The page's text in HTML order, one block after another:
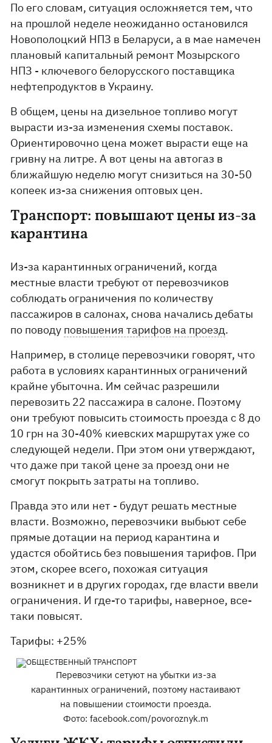
По его словам, ситуация осложняется тем, что
на прошлой неделе неожиданно остановился
Новополоцкий НПЗ в Беларуси, а в мае намечен
плановый капитальный ремонт Мозырского
НПЗ - ключевого белорусского поставщика
нефтепродуктов в Украину.
В общем, цены на дизельное топливо могут
вырасти из-за изменения схемы поставок.
Ориентировочно цена может вырасти еще на
гривну на литре. А вот цены на автогаз в
ближайшую неделю могут снизиться на 30-50
копеек из-за снижения оптовых цен.
Транспорт: повышают цены из-за
карантина
Из-за карантинных ограничений, когда
местные власти требуют от перевозчиков
соблюдать ограничения по количеству
пассажиров в салонах, снова начались дебаты
по поводу повышения тарифов на проезд.
Например, в столице перевозчики говорят, что
работа в условиях карантинных ограничений
крайне убыточна. Им сейчас разрешили
перевозить 22 пассажира в салоне. Поэтому
они требуют повысить стоимость проезда с 8 до
10 грн на 30-40% киевских маршрутах уже со
следующей недели. При этом они утверждают,
что даже при такой цене за проезд они не
смогут покрыть затраты на топливо.
Правда это или нет - будут решать местные
власти. Возможно, перевозчики выбьют себе
прямые дотации на период карантина и
удастся обойтись без повышения тарифов. При
этом, скорее всего, похожая ситуация
возникнет и в других городах, где власти ввели
ограничения. И где-то тарифы, наверное, все-
таки повысят.
Тарифы: +25%
Перевозчики сетуют на убытки из-за
карантинных ограничений, поэтому настаивают
на повышении стоимости проезда.
Фото: facebook.com/povoroznyk.m